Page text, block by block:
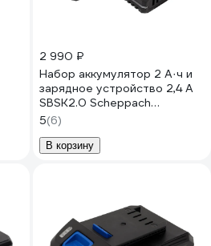
2 990 ₽
Набор аккумулятор 2 А·ч и
зарядное устройство 2,4 А
SBSK2.0 Scheppach
7909201720
5(6)
В корзину